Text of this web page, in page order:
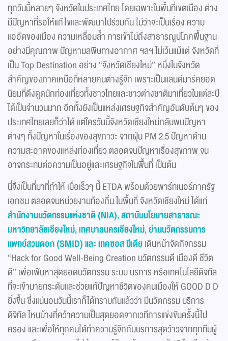
ทุกวันนี้หลายๆ จังหวัดในประเทศไทย โดยเฉพาะในพื้นที่เขตเมือง ต่าง
มีปัญหาที่รอให้แก้ไขและพัฒนาไปร่วมกัน ไม่ว่าจะเป็นเรื่อง ความ
แออัดของเมือง ความเหลื่อมล้ำ การเข้าไม่ถึงสาธารณูปโภคพื้นฐาน
อย่างมีคุณภาพ ปัญหามลพิษทางอากาศ ฯลฯ ไม่เว้นแม้แต่ จังหวัดที่
เป็น Top Destination อย่าง “จังหวัดเชียงใหม่” หนึ่งในจังหวัด
สำคัญของภาคเหนือที่หลายคนต่างรู้จัก เพราะเป็นแลนด์มาร์คยอด
นิยมที่ดึงดูดนักท่องเที่ยวทั้งชาวไทยและชาวต่างชาติมาเที่ยวในแต่ละปี
ได้เป็นจำนวนมาก อีกทั้งยังเป็นแหล่งเศรษฐกิจสำคัญอันดับต้นๆ ของ
ประเทศไทยเลยก็ว่าได้ แต่ใครวันนี้จังหวัดเชียงใหม่กลับพบปัญหา
ต่างๆ ทั้งปัญหาในเรื่องของสุขภาวะ จากฝุ่น PM 2.5 ปัญหาด้าน
ความสะอาดของแหล่งท่องเที่ยว ตลอดจนปัญหาเรื่องสุขภาพ จน
อาจกระทบต่อความเป็นอยู่และเศรษฐกิจในพื้นที่ เป็นต้น
นี่จึงเป็นที่มาที่ทำให้ เมื่อเร็วๆ นี้ ETDA พร้อมด้วยพาร์ทเนอร์ภาครัฐ
เอกชน ตลอดจนหน่วยงานท้องถิ่น ในพื้นที่ จังหวัดเชียงใหม่ ได้แก่
สำนักงานนวัตกรรมแห่งชาติ (NIA), สถาบันนโยบายสาธารณะ
มหาวิทยาลัยเชียงใหม่, เทศบาลนครเชียงใหม่, ย่านนวัตกรรมการ
แพทย์สวนดอก (SMID) และ เทคซอส มีเดียเดินหน้าจัดกิจกรรม
“Hack for Good Well-Being Creation นวัตกรรมดี เมืองดี ชีวิต
ดี” เพื่อเฟ้นหาสุดยอดนวัตกรรม ระบบ บริการ หรือเทคโนโลยีดิจิทัล
ที่จะเข้ามายกระดับและช่วยแก้ปัญหาชีวิตของคนเมืองให้ GOOD D D
ยิ่งขึ้น ซึ่งแน่นอนวันนี้เราก็ได้ทราบกันแล้วว่า มีนวัตกรรม บริการ
ดิจิทัล ไหนบ้างที่คว้าความเป็นสุดยอดจากเวทีการแข่งขันครั้งนี้ไป
ครอง และเพื่อให้ทุกคนได้ทำความรู้จักกับบริการสุดว้าวจากทุกทีมผู้